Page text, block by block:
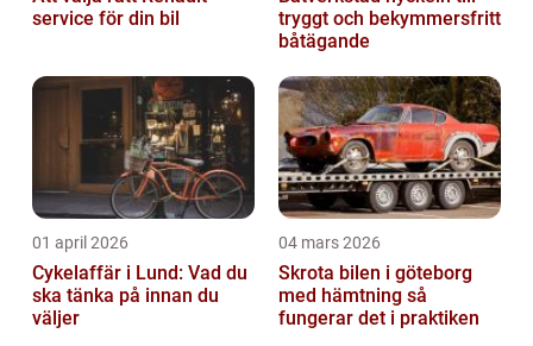
service för din bil
tryggt och bekymmersfritt
båtägande
01 april 2026
Cykelaffär i Lund: Vad du
ska tänka på innan du
väljer
04 mars 2026
Skrota bilen i göteborg
med hämtning så
fungerar det i praktiken